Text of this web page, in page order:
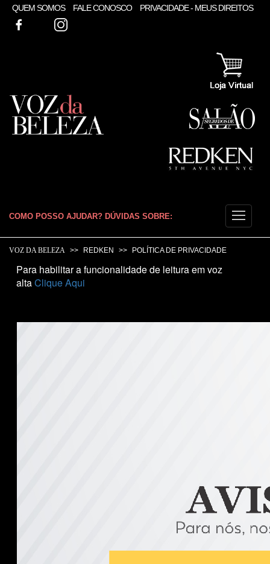
QUEM SOMOS FALE CONOSCO
PRIVACIDADE - MEUS DIREITOS
FACEBOOK
TWITTER
COMO POSSO AJUDAR? DÚVIDAS SOBRE:
COLORAÇÃO
VOZ DA BELEZA REDKEN POLÍTICA DE PRIVACIDADE
Para habilitar a funcionalidade de leitura em voz
altaClique Aqui